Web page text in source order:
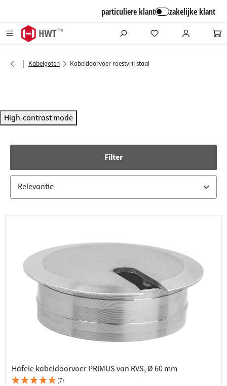
particuliere klant zakelijke klant
| Kabelgoten Kabeldoorvoer roestvrij staal
High-contrast mode
Filter
Häfele kabeldoorvoer PRIMUS van RVS, Ø 60 mm
(7)